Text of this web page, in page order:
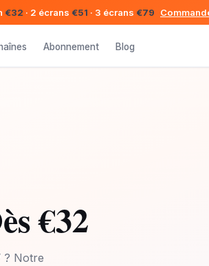
€32 · 2 écrans €51 · 3 écrans €79
Abonnement Blog
€32
? Notre